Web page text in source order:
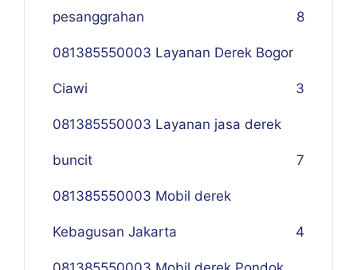
pesanggrahan 8
081385550003 Layanan Derek Bogor
Ciawi 3
081385550003 Layanan jasa derek
buncit 7
081385550003 Mobil derek
Kebagusan Jakarta 4